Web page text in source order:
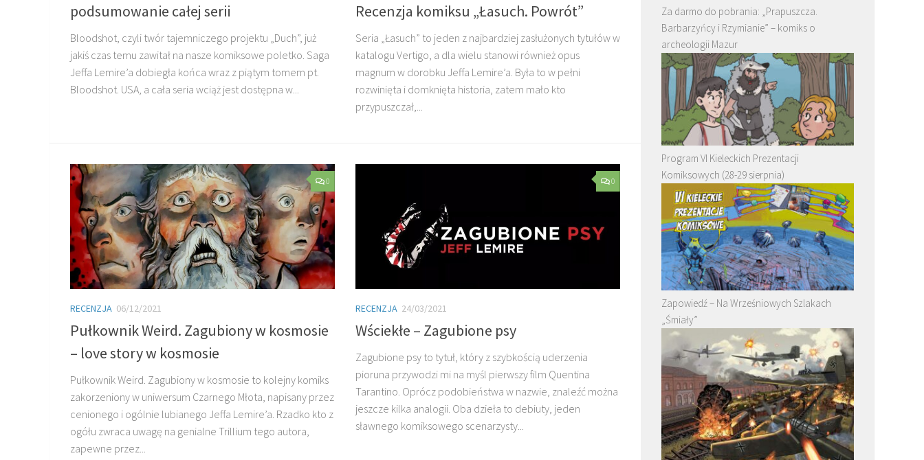
podsumowanie całej serii
Bloodshot, czyli twór tajemniczego projektu „Duch”, już
jakiś czas temu zawitał na nasze komiksowe poletko. Saga
Jeffa Lemire’a dobiegła końca wraz z piątym tomem pt.
Bloodshot. USA, a cała seria wciąż jest dostępna w...
Recenzja komiksu „Łasuch. Powrót”
Seria „Łasuch” to jeden z najbardziej zasłużonych tytułów w
katalogu Vertigo, a dla wielu stanowi również opus
magnum w dorobku Jeffa Lemire’a. Była to w pełni
rozwinięta i domknięta historia, zatem mało kto
przypuszczał,...
0
RECENZJA 06/12/2021
Pułkownik Weird. Zagubiony w kosmosie
– love story w kosmosie
Pułkownik Weird. Zagubiony w kosmosie to kolejny komiks
zakorzeniony w uniwersum Czarnego Młota, napisany przez
cenionego i ogólnie lubianego Jeffa Lemire’a. Rzadko kto z
ogółu zwraca uwagę na genialne Trillium tego autora,
zapewne przez...
0
RECENZJA 24/03/2021
Wściekłe – Zagubione psy
Zagubione psy to tytuł, który z szybkością uderzenia
pioruna przywodzi mi na myśl pierwszy film Quentina
Tarantino. Oprócz podobieństwa w nazwie, znaleźć można
jeszcze kilka analogii. Oba dzieła to debiuty, jeden
sławnego komiksowego scenarzysty...
Za darmo do pobrania: „Prapuszcza.
Barbarzyńcy i Rzymianie” – komiks o
archeologii Mazur
Program VI Kieleckich Prezentacji
Komiksowych (28-29 sierpnia)
Zapowiedź – Na Wrześniowych Szlakach
„Śmiały”